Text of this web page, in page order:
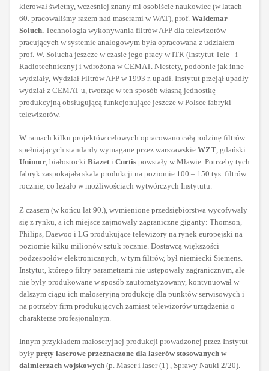
kierował świetny, wcześniej znany mi osobiście naukowiec (w latach
60. pracowaliśmy razem nad maserami w WAT), prof. Waldemar
Soluch. Technologia wykonywania filtrów AFP dla telewizorów
pracujących w systemie analogowym była opracowana z udziałem
prof. W. Solucha jeszcze w czasie jego pracy w ITR (Instytut Tele– i
Radiotechniczny) i wdrożona w CEMAT. Niestety, podobnie jak inne
wydziały, Wydział Filtrów AFP w 1993 r. upadł. Instytut przejął upadły
wydział z CEMAT-u, tworząc w ten sposób własną jednostkę
produkcyjną obsługującą funkcjonujące jeszcze w Polsce fabryki
telewizorów.
W ramach kilku projektów celowych opracowano całą rodzinę filtrów
spełniających standardy wymagane przez warszawskie WZT, gdański
Unimor, białostocki Biazeti Curtis powstały w Mławie. Potrzeby tych
fabryk zaspokajała skala produkcji na poziomie 100 – 150 tys. filtrów
rocznie, co leżało w możliwościach wytwórczych Instytutu.
Z czasem (w końcu lat 90.), wymienione przedsiębiorstwa wycofywały
się z rynku, a ich miejsce zajmowały zagraniczne giganty: Thomson,
Philips, Daewoo i LG produkujące telewizory na rynek europejski na
poziomie kilku milionów sztuk rocznie. Dostawcą większości
podzespołów elektronicznych, w tym filtrów, był niemiecki Siemens.
Instytut, którego filtry parametrami nie ustępowały zagranicznym, ale
nie były produkowane w sposób zautomatyzowany, kontynuował w
dalszym ciągu ich małoseryjną produkcję dla punktów serwisowych i
na potrzeby firm produkujących zamiast telewizorów urządzenia o
charakterze profesjonalnym.
Innym przykładem małoseryjnej produkcji prowadzonej przez Instytut
były pręty laserowe przeznaczone dla laserów stosowanych w
dalmierzach wojskowych (p. Maser i laser (1) , Sprawy Nauki 2/20).